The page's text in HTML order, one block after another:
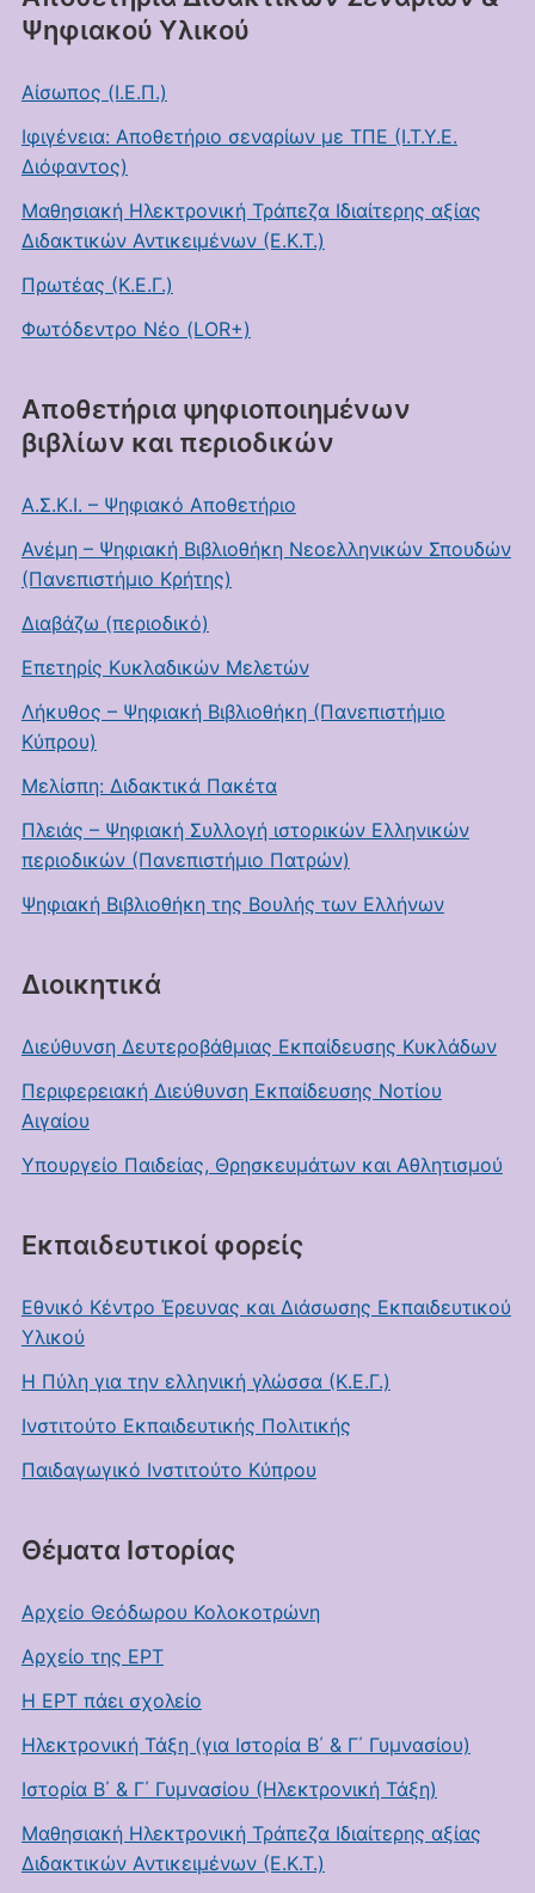
Ψηφιακού Υλικού
Αίσωπος (Ι.Ε.Π.)
Ιφιγένεια: Αποθετήριο σεναρίων με ΤΠΕ (Ι.Τ.Υ.Ε.
Διόφαντος)
Μαθησιακή Ηλεκτρονική Τράπεζα Ιδιαίτερης αξίας
Διδακτικών Αντικειμένων (Ε.Κ.Τ.)
Πρωτέας (Κ.Ε.Γ.)
Φωτόδεντρο Νέο (LOR+)
Αποθετήρια ψηφιοποιημένων
βιβλίων και περιοδικών
Α.Σ.Κ.Ι. – Ψηφιακό Αποθετήριο
Ανέμη – Ψηφιακή Βιβλιοθήκη Νεοελληνικών Σπουδών
(Πανεπιστήμιο Κρήτης)
Διαβάζω (περιοδικό)
Επετηρίς Κυκλαδικών Μελετών
Λήκυθος – Ψηφιακή Βιβλιοθήκη (Πανεπιστήμιο
Κύπρου)
Μελίσπη: Διδακτικά Πακέτα
Πλειάς – Ψηφιακή Συλλογή ιστορικών Ελληνικών
περιοδικών (Πανεπιστήμιο Πατρών)
Ψηφιακή Βιβλιοθήκη της Βουλής των Ελλήνων
Διοικητικά
Διεύθυνση Δευτεροβάθμιας Εκπαίδευσης Κυκλάδων
Περιφερειακή Διεύθυνση Εκπαίδευσης Νοτίου
Αιγαίου
Υπουργείο Παιδείας, Θρησκευμάτων και Αθλητισμού
Εκπαιδευτικοί φορείς
Εθνικό Κέντρο Έρευνας και Διάσωσης Εκπαιδευτικού
Υλικού
Η Πύλη για την ελληνική γλώσσα (Κ.Ε.Γ.)
Ινστιτούτο Εκπαιδευτικής Πολιτικής
Παιδαγωγικό Ινστιτούτο Κύπρου
Θέματα Ιστορίας
Αρχείο Θεόδωρου Κολοκοτρώνη
Αρχείο της ΕΡΤ
Η ΕΡΤ πάει σχολείο
Ηλεκτρονική Τάξη (για Ιστορία Β΄ & Γ΄ Γυμνασίου)
Ιστορία Β΄ & Γ΄ Γυμνασίου (Ηλεκτρονική Τάξη)
Μαθησιακή Ηλεκτρονική Τράπεζα Ιδιαίτερης αξίας
Διδακτικών Αντικειμένων (Ε.Κ.Τ.)